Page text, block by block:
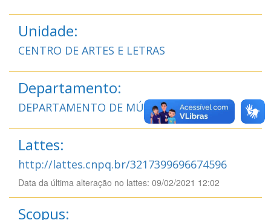
Unidade:
CENTRO DE ARTES E LETRAS
Departamento:
DEPARTAMENTO DE MÚSICA
Lattes:
http://lattes.cnpq.br/3217399696674596
Data da última alteração no lattes: 09/02/2021 12:02
Scopus: